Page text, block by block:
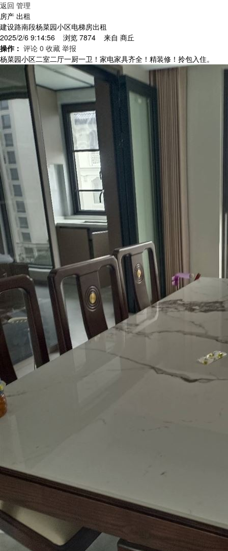
返回 管理
房产 出租
建设路南段杨菜园小区电梯房出租
2025/2/6 9:14:56 浏览 7874 来自 商丘
操作： 评论 0 收藏 举报
杨菜园小区二室二厅一厨一卫！家电家具齐全！精装修！拎包入住。